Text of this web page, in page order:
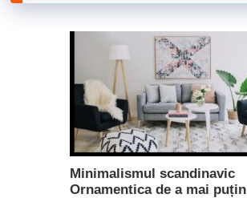
Minimalismul scandinavic
Ornamentica de a mai puțin